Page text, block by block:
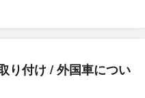
り付け / 外国車につい